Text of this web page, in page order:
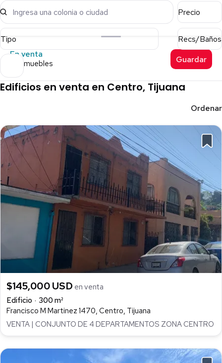
Ingresa una colonia o ciudad Precio
Tipo
Recs/Baños
En venta
16 inmuebles Guardar
Edificios en venta en Centro, Tijuana
Ordenar
$145,000 USD en venta
Edificio
300 m²
Francisco M Martinez 1470, Centro, Tijuana
VENTA | CONJUNTO DE 4 DEPARTAMENTOS ZONA CENTRO